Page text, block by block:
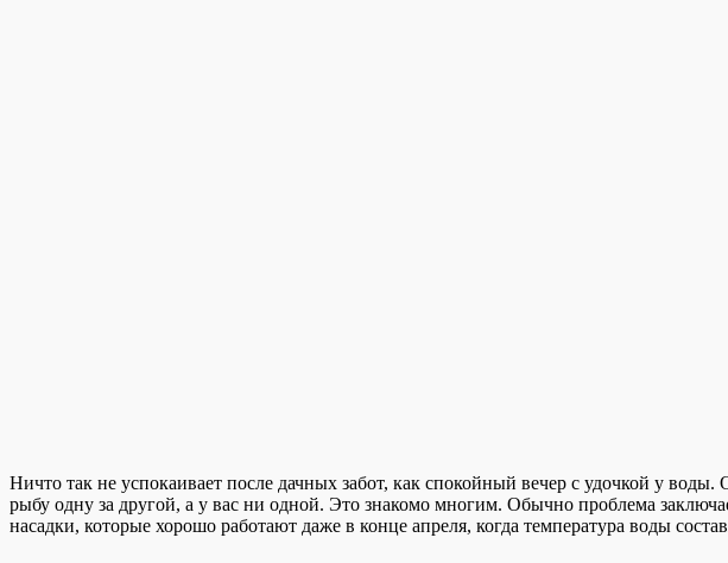
Ничто так не успокаивает после дачных забот, как спокойный вечер с удочкой у
рыбу одну за другой, а у вас ни одной. Это знакомо многим. Обычно проблема
насадки, которые хорошо работают даже в конце апреля, когда температура воды